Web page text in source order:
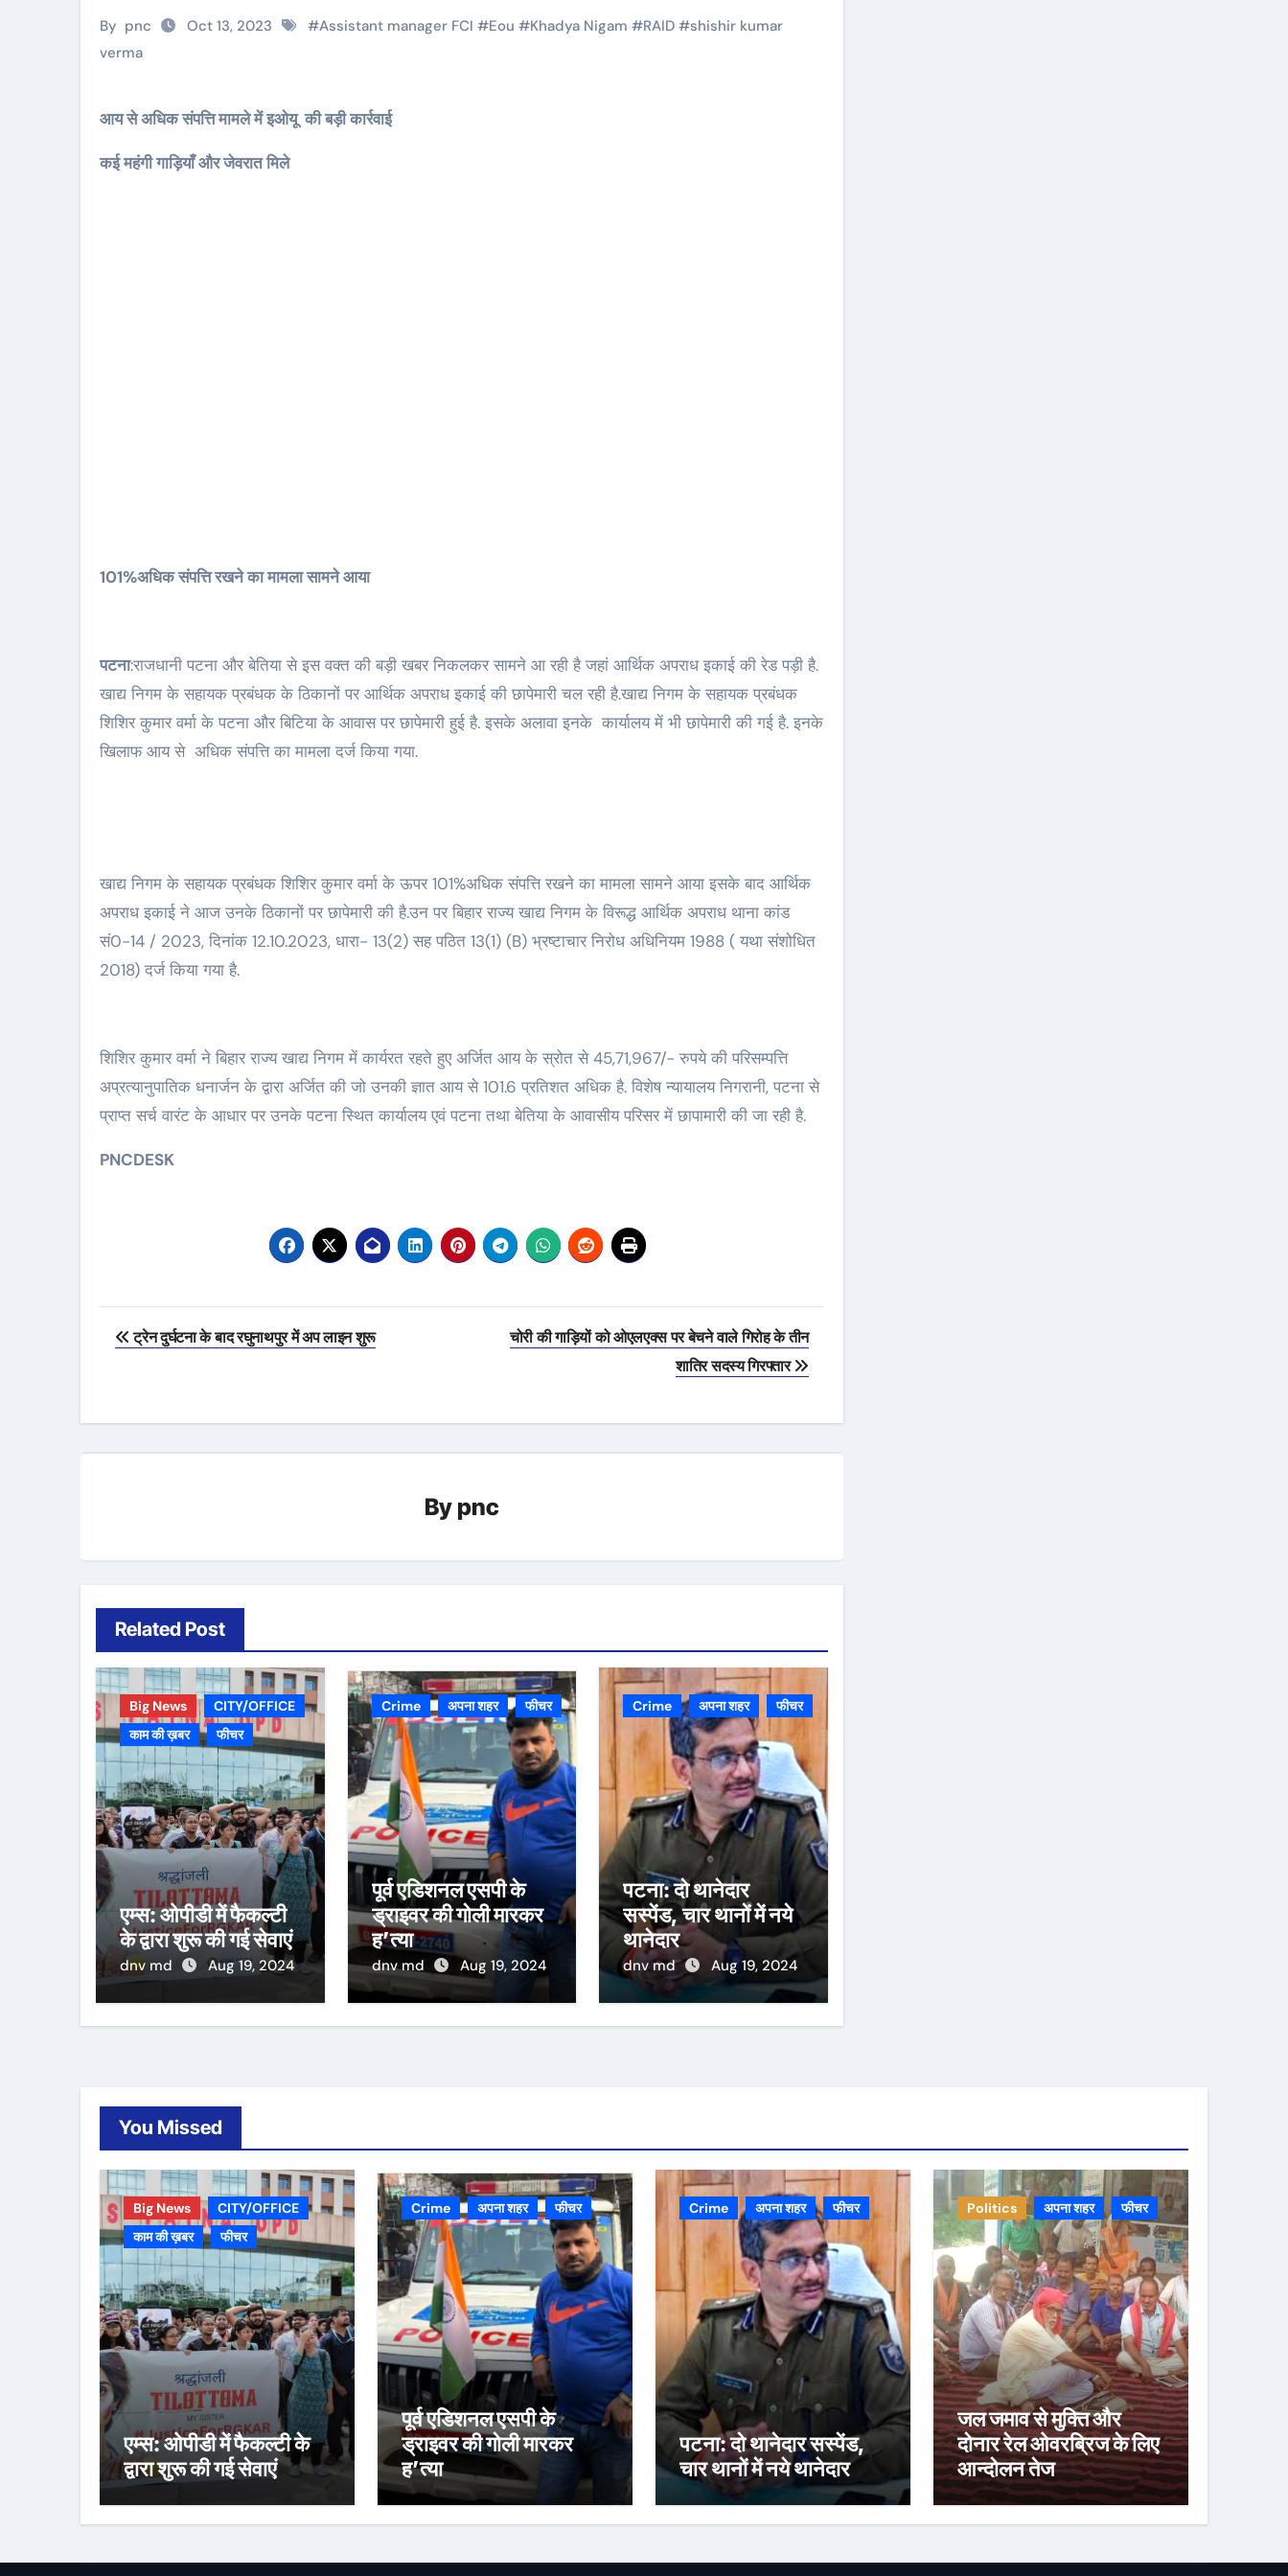
By pnc Oct 13, 2023 #Assistant manager FCI #Eou #Khadya Nigam #RAID #shishir kumar
verma
आय से अधिक संपत्ति मामले में इओयू की बड़ी कार्रवाई
कई महंगी गाड़ियाँ और जेवरात मिले
101%अधिक संपत्ति रखने का मामला सामने आया
पटना:राजधानी पटना और बेतिया से इस वक्त की बड़ी खबर निकलकर सामने आ रही है जहां आर्थिक अपराध इकाई की रेड पड़ी है.
खाद्य निगम के सहायक प्रबंधक के ठिकानों पर आर्थिक अपराध इकाई की छापेमारी चल रही है.खाद्य निगम के सहायक प्रबंधक
शिशिर कुमार वर्मा के पटना और बिटिया के आवास पर छापेमारी हुई है. इसके अलावा इनके कार्यालय में भी छापेमारी की गई है. इनके
खिलाफ आय से अधिक संपत्ति का मामला दर्ज किया गया.
खाद्य निगम के सहायक प्रबंधक शिशिर कुमार वर्मा के ऊपर 101%अधिक संपत्ति रखने का मामला सामने आया इसके बाद आर्थिक
अपराध इकाई ने आज उनके ठिकानों पर छापेमारी की है.उन पर बिहार राज्य खाद्य निगम के विरूद्ध आर्थिक अपराध थाना कांड
सं0-14 / 2023, दिनांक 12.10.2023, धारा- 13(2) सह पठित 13(1) (B) भ्रष्टाचार निरोध अधिनियम 1988 ( यथा संशोधित
2018) दर्ज किया गया है.
शिशिर कुमार वर्मा ने बिहार राज्य खाद्य निगम में कार्यरत रहते हुए अर्जित आय के स्रोत से 45,71,967/- रुपये की परिसम्पत्ति
अप्रत्यानुपातिक धनार्जन के द्वारा अर्जित की जो उनकी ज्ञात आय से 101.6 प्रतिशत अधिक है. विशेष न्यायालय निगरानी, पटना से
प्राप्त सर्च वारंट के आधार पर उनके पटना स्थित कार्यालय एवं पटना तथा बेतिया के आवासीय परिसर में छापामारी की जा रही है.
PNCDESK
Post
ट्रेन दुर्घटना के बाद रघुनाथपुर में अप लाइन शुरू
चोरी की गाड़ियों को ओएलएक्स पर बेचने वाले गिरोह के तीन
शातिर सदस्य गिरफ्तार
By pnc
Related Post
Big News
CITY/OFFICE
काम की ख़बर
फीचर
एम्स: ओपीडी में फैकल्टी
के द्वारा शुरू की गई सेवाएं
dnv md Aug 19, 2024
Crime अपना शहर फीचर
पूर्व एडिशनल एसपी के
ड्राइवर की गोली मारकर
ह’त्या
dnv md Aug 19, 2024
Crime अपना शहर फीचर
पटना: दो थानेदार
सस्पेंड, चार थानों में नये
थानेदार
dnv md Aug 19, 2024
You Missed
Big News
CITY/OFFICE
काम की ख़बर
फीचर
एम्स: ओपीडी में फैकल्टी के
द्वारा शुरू की गई सेवाएं
Crime अपना शहर फीचर
पूर्व एडिशनल एसपी के
ड्राइवर की गोली मारकर
ह’त्या
Crime अपना शहर फीचर
पटना: दो थानेदार सस्पेंड,
चार थानों में नये थानेदार
Politics अपना शहर फीचर
जल जमाव से मुक्ति और
दोनार रेल ओवरब्रिज के लिए
आन्दोलन तेज